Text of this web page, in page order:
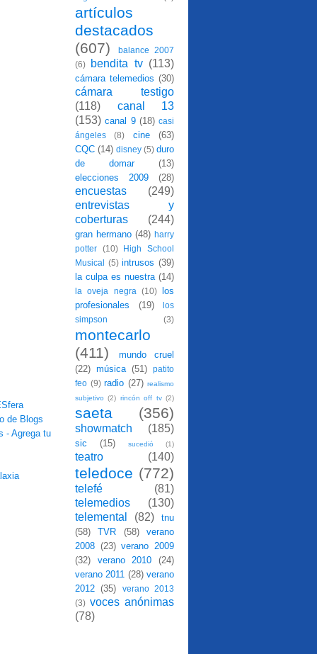
artículos
destacados
(607)
balance 2007
(6)
bendita tv (113)
cámara telemedios (30)
cámara testigo
(118)
canal 13
(153) canal 9 (18) casi
ángeles
(8) cine
(63)
CQC (14) disney (5) duro
de domar
(13)
elecciones 2009
(28)
encuestas
(249)
entrevistas y
coberturas
(244)
gran hermano (48) harry
potter
(10)
High School
Musical (5) intrusos (39)
la culpa es nuestra (14)
la oveja negra (10)
los
profesionales
(19)
los
simpson
(3)
montecarlo
(411)
mundo cruel
(22) música (51)
patito
feo (9) radio (27) realismo
subjetivo (2) rincón off tv (2)
saeta (356)
showmatch (185)
sic (15) sucedió (1)
teatro (140)
teledoce (772)
telefé
(81)
telemedios
(130)
telemental
(82)
tnu
(58)
TVR (58)
verano
2008 (23) verano 2009
(32)
verano 2010
(24)
verano 2011 (28) verano
2012 (35)
verano 2013
(3) voces anónimas
(78)